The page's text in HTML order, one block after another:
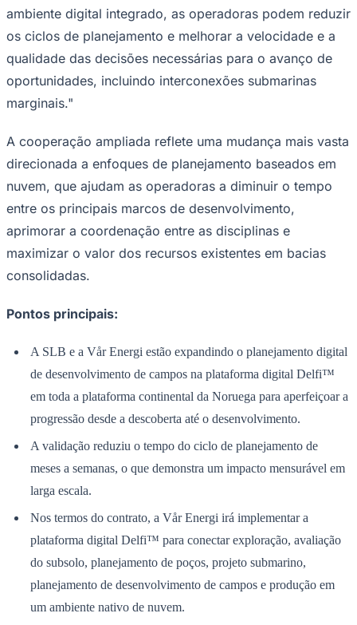
Atletismo
Vôlei
NBB
Brasileirão Série A
Copa do Brasil
Libertadores
Sul-Americana
Copa América
Premier League
La Liga
Mundial 2026
Times - Ir direto
ambiente digital integrado, as operadoras podem reduzir
os ciclos de planejamento e melhorar a velocidade e a
qualidade das decisões necessárias para o avanço de
oportunidades, incluindo interconexões submarinas
marginais."
A cooperação ampliada reflete uma mudança mais vasta
direcionada a enfoques de planejamento baseados em
nuvem, que ajudam as operadoras a diminuir o tempo
entre os principais marcos de desenvolvimento,
aprimorar a coordenação entre as disciplinas e
maximizar o valor dos recursos existentes em bacias
consolidadas.
Pontos principais:
A SLB e a Vår Energi estão expandindo o planejamento digital
de desenvolvimento de campos na plataforma digital Delfi™
em toda a plataforma continental da Noruega para aperfeiçoar a
progressão desde a descoberta até o desenvolvimento.
A validação reduziu o tempo do ciclo de planejamento de
meses a semanas, o que demonstra um impacto mensurável em
larga escala.
Nos termos do contrato, a Vår Energi irá implementar a
plataforma digital Delfi™ para conectar exploração, avaliação
do subsolo, planejamento de poços, projeto submarino,
planejamento de desenvolvimento de campos e produção em
um ambiente nativo de nuvem.